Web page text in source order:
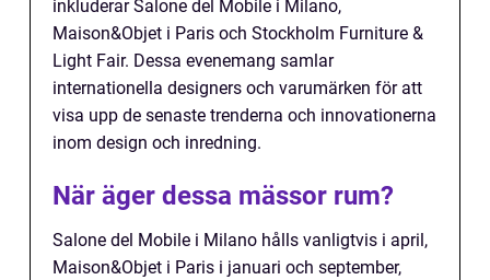
inkluderar Salone del Mobile i Milano,
Maison&Objet i Paris och Stockholm Furniture &
Light Fair. Dessa evenemang samlar
internationella designers och varumärken för att
visa upp de senaste trenderna och innovationerna
inom design och inredning.
När äger dessa mässor rum?
Salone del Mobile i Milano hålls vanligtvis i april,
Maison&Objet i Paris i januari och september,